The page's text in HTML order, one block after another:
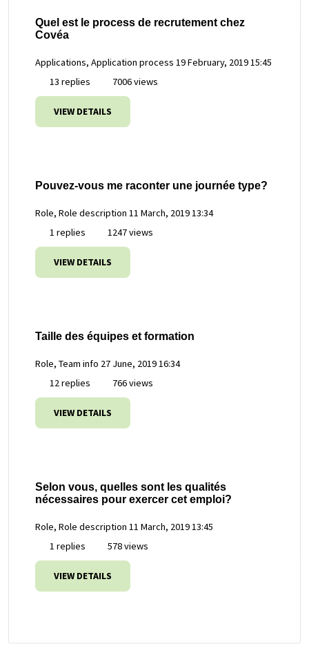
Quel est le process de recrutement chez
Covéa
Applications, Application process 19 February, 2019 15:45
13 replies
7006 views
VIEW DETAILS
Pouvez-vous me raconter une journée type?
Role, Role description 11 March, 2019 13:34
1 replies
1247 views
VIEW DETAILS
Taille des équipes et formation
Role, Team info 27 June, 2019 16:34
12 replies
766 views
VIEW DETAILS
Selon vous, quelles sont les qualités
nécessaires pour exercer cet emploi?
Role, Role description 11 March, 2019 13:45
1 replies
578 views
VIEW DETAILS